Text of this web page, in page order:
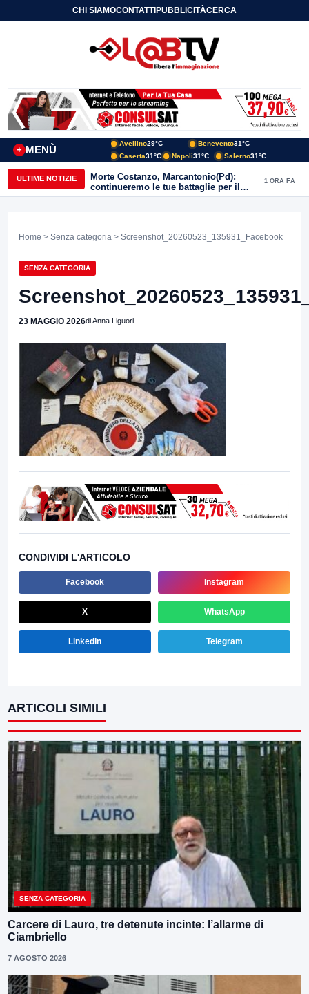
CHI SIAMOCONTATTIPUBBLICITÀCERCA
MENÙ
+
Avellino29°C Benevento31°C
Caserta31°C Napoli31°C Salerno31°C
ULTIME NOTIZIE
Morte Costanzo, Marcantonio(Pd):
continueremo le tue battaglie per il
Sannio
1 ORA FA
Home > Senza categoria > Screenshot_20260523_135931_Facebook
SENZA CATEGORIA
23 MAGGIO 2026di Anna Liguori
CONDIVIDI L'ARTICOLO
Facebook Instagram
X WhatsApp
LinkedIn Telegram
ARTICOLI SIMILI
SENZA CATEGORIA
Carcere di Lauro, tre detenute incinte: l’allarme di
Ciambriello
7 AGOSTO 2026